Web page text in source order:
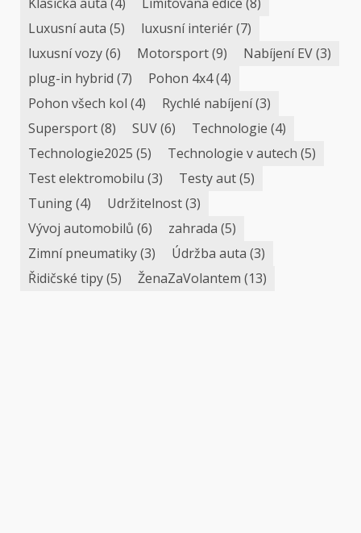
Klasická auta (4) Limitovaná edice (8)
Luxusní auta (5) luxusní interiér(7)
luxusní vozy(6) Motorsport(9) Nabíjení EV(3)
plug-in hybrid (7) Pohon 4x4(4)
Pohon všech kol (4) Rychlé nabíjení(3)
Supersport(8) SUV(6) Technologie (4)
Technologie2025 (5) Technologie v autech (5)
Test elektromobilu (3) Testy aut(5)
Tuning(4) Udržitelnost(3)
Vývoj automobilů (6) zahrada (5)
Zimní pneumatiky(3) Údržba auta (3)
Řidičské tipy(5) ŽenaZaVolantem (13)